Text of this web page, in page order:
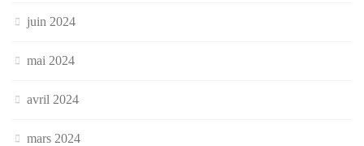
juin 2024
mai 2024
avril 2024
mars 2024